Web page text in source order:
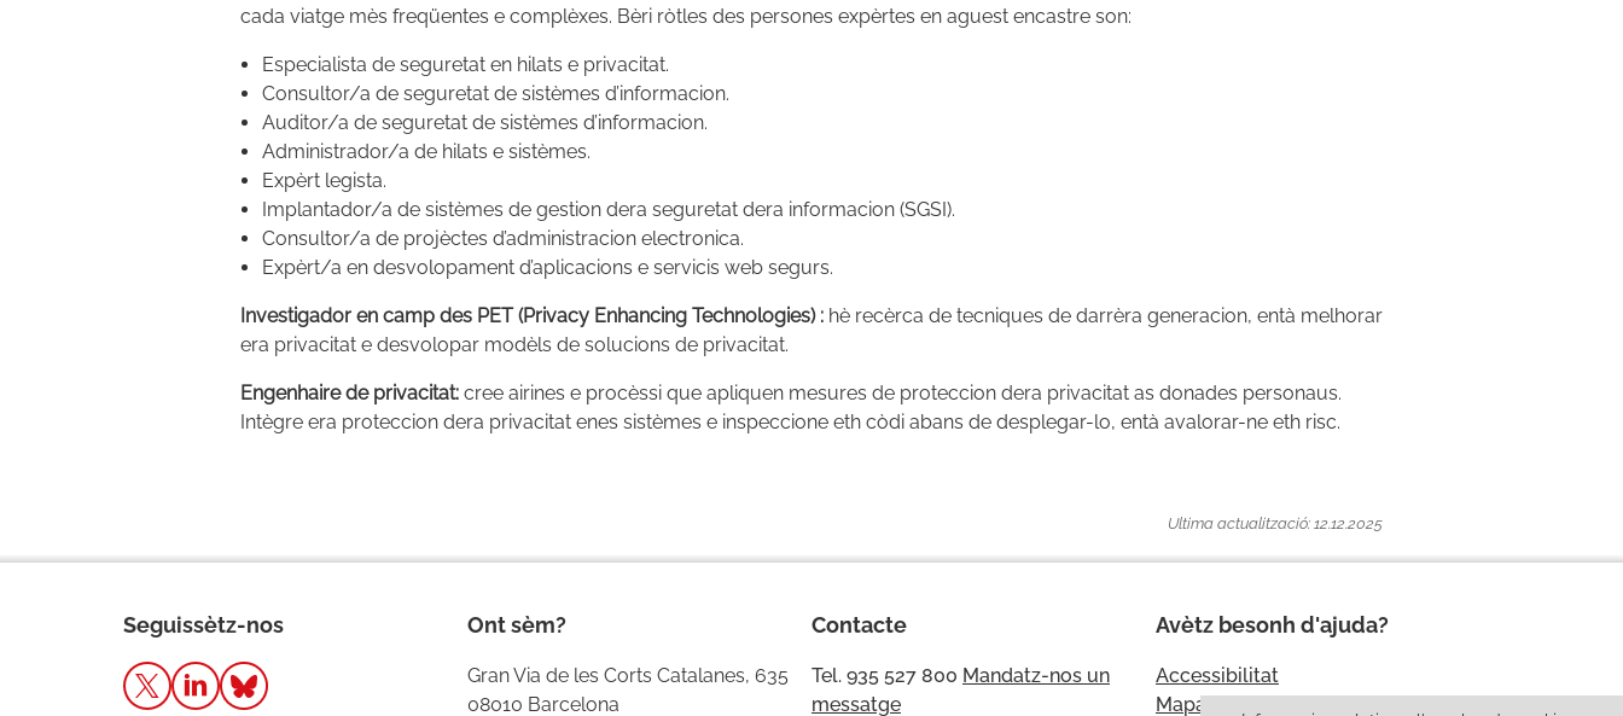
cada viatge mès freqüentes e complèxes. Bèri ròtles des persones expèrtes en aguest encastre son:
Especialista de seguretat en hilats e privacitat.
Consultor/a de seguretat de sistèmes d’informacion.
Auditor/a de seguretat de sistèmes d’informacion.
Administrador/a de hilats e sistèmes.
Expèrt legista.
Implantador/a de sistèmes de gestion dera seguretat dera informacion (SGSI).
Consultor/a de projèctes d’administracion electronica.
Expèrt/a en desvolopament d’aplicacions e servicis web segurs.
Investigador en camp des PET (Privacy Enhancing Technologies) : hè recèrca de tecniques de darrèra generacion, entà melhorar
era privacitat e desvolopar modèls de solucions de privacitat.
Engenhaire de privacitat: cree airines e procèssi que apliquen mesures de proteccion dera privacitat as donades personaus.
Intègre era proteccion dera privacitat enes sistèmes e inspeccione eth còdi abans de desplegar-lo, entà avalorar-ne eth risc.
Ultima actualització: 12.12.2025
Seguissètz-nos Ont sèm?
Gran Via de les Corts Catalanes, 635
08010 Barcelona
Contacte
Tel. 935 527 800 Mandatz-nos un
messatge
Avètz besonh d'ajuda?
Accessibilitat
Mapa del site